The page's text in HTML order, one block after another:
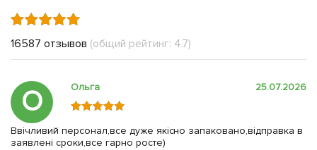
16587 отзывов (общий рейтинг: 4.7)
О Ольга 25.07.2026
Ввічливий персонал,все дуже якісно запаковано,відправка в
заявлені сроки,все гарно росте)